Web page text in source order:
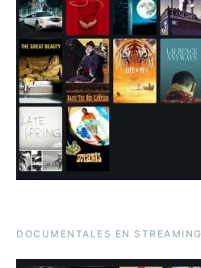
DOCUMENTALES EN STREAMING